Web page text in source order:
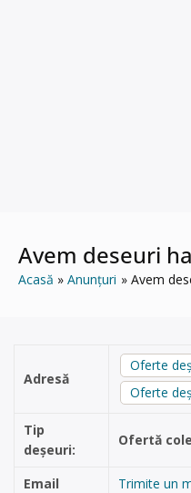
Avem deseuri
Acasă Anunțuri Avem
Adresă
Oferte
Oferte
Tip
deșeuri:
Ofertă
Email
Trimite un